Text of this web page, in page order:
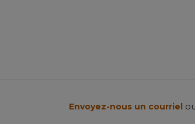
Envoyez-nous un courriel